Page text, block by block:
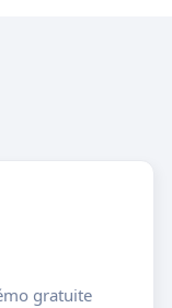
gratuite